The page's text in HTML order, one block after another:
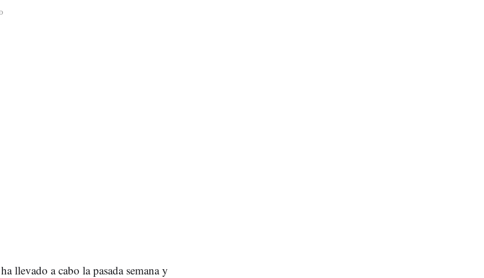
llevado a cabo la pasada semana y